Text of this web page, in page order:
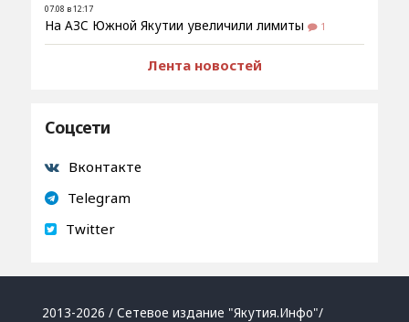
07.08 в 12:17
На АЗС Южной Якутии увеличили лимиты 1
Лента новостей
Соцсети
Вконтакте
Telegram
Twitter
2013-2026 / Сетевое издание "Якутия.Инфо"/